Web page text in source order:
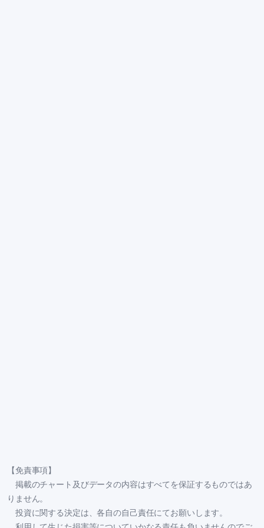
【免責事項】
掲載のチャート及びデータの内容はすべてを保証するものではあ
りません。
投資に関する決定は、各自の自己責任にてお願いします。